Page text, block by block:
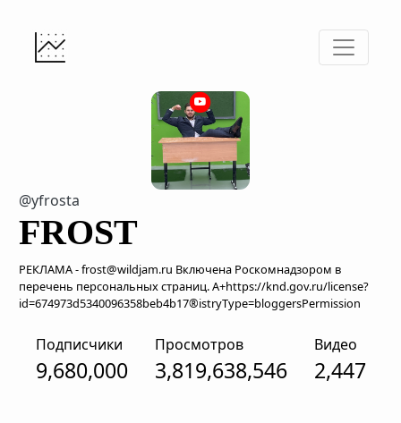
@yfrosta
FROST
РЕКЛАМА - frost@wildjam.ru Включена Роскомнадзором в
перечень персональных страниц. А+https://knd.gov.ru/license?
id=674973d5340096358beb4b17®istryType=bloggersPermission
Подписчики
9,680,000
Просмотров
3,819,638,546
Видео
2,447